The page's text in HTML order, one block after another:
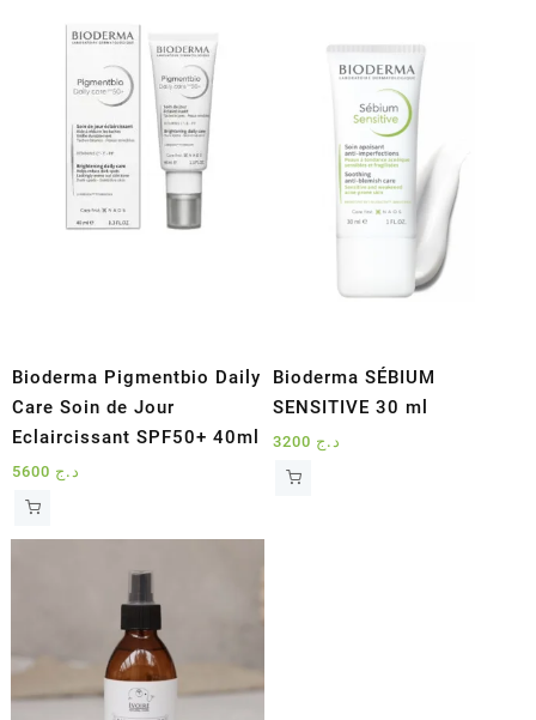
Bioderma Pigmentbio Daily
Care Soin de Jour
Eclaircissant SPF50+ 40ml
د.ج
Bioderma SÉBIUM
SENSITIVE 30 ml
د.ج